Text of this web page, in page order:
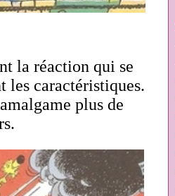
la réaction qui se
les caractéristiques.
plus de